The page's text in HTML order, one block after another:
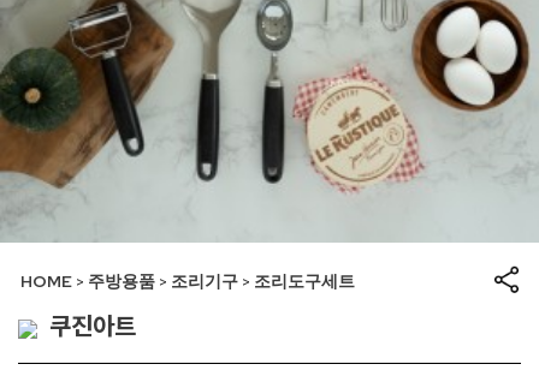
HOME > 주방용품 > 조리기구 > 조리도구세트
쿠진아트